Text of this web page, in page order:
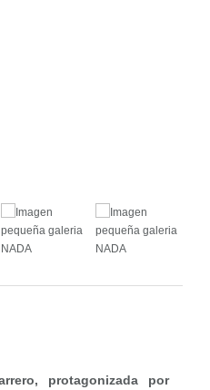
protagonizada por